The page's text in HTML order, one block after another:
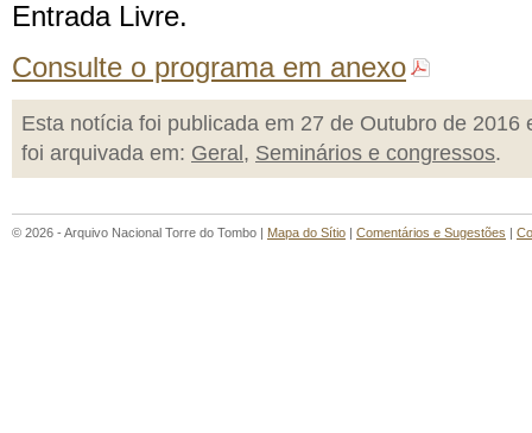
Entrada Livre.
Consulte o programa em anexo
Esta notícia foi publicada em 27 de Outubro de 2016
foi arquivada em: Geral , Seminários e congressos.
© 2026 - Arquivo Nacional Torre do Tombo | Mapa do Sítio | Comentários e Sugestões |